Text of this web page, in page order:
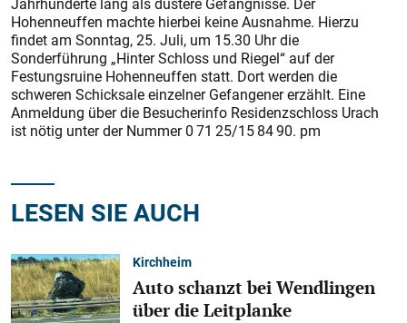
Hohenneuffen machte hierbei keine Ausnahme. Hierzu
findet am Sonntag, 25. Juli, um 15.30 Uhr die
Sonderführung „Hinter Schloss und Riegel“ auf der
Festungsruine Hohenneuffen statt. Dort werden die
schweren Schicksale einzelner Gefangener erzählt. Eine
Anmeldung über die Besucherinfo Residenzschloss Urach
ist nötig unter der Nummer 0 71 25/15 84 90. pm
LESEN SIE AUCH
Kirchheim
Auto schanzt bei Wendlingen
über die Leitplanke